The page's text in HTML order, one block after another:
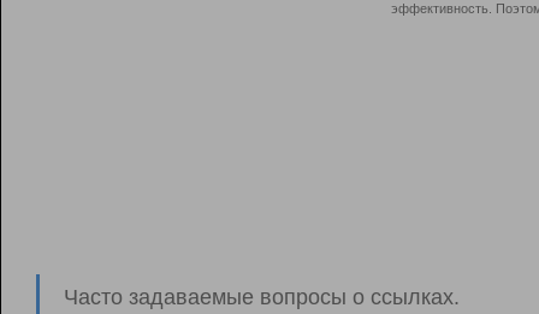
эффективность.
Часто задаваемые вопросы о ссылках.